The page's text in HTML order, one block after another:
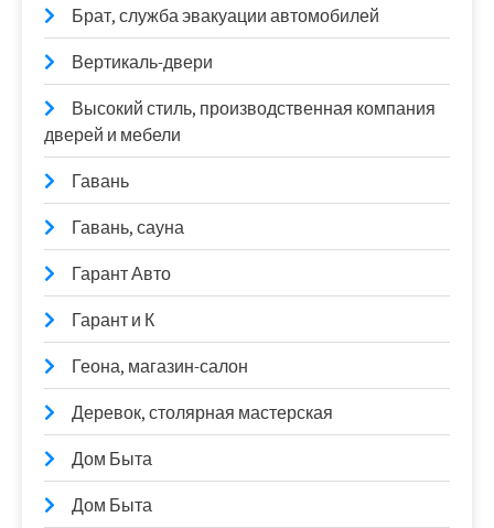
Брат, служба эвакуации автомобилей
Вертикаль-двери
Высокий стиль, производственная компания
дверей и мебели
Гавань
Гавань, сауна
Гарант Авто
Гарант и К
Геона, магазин-салон
Деревок, столярная мастерская
Дом Быта
Дом Быта